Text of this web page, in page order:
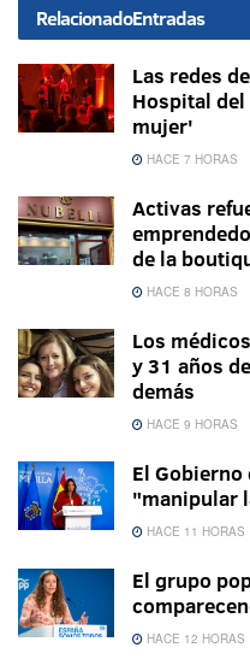
RelacionadoEntradas
Las redes
Hospital del
mujer'
HACE 7 HORAS
Activas
de la
HACE 8 HORAS
Los
y 31 años
demás
HACE 9 HORAS
El Gobierno
"manipular
HACE 11 HORAS
El grupo
HACE 12 HORAS